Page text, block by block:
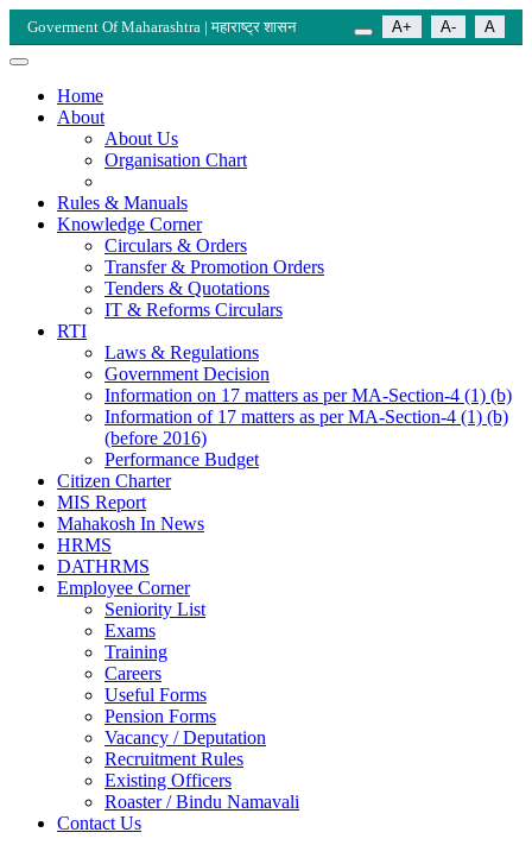
Goverment Of Maharashtra | महाराष्ट्र शासन A+ A- A
Home
About
About Us
Organisation Chart
Rules & Manuals
Knowledge Corner
Circulars & Orders
Transfer & Promotion Orders
Tenders & Quotations
IT & Reforms Circulars
RTI
Laws & Regulations
Government Decision
Information on 17 matters as per MA-Section-4 (1) (b)
Information of 17 matters as per MA-Section-4 (1) (b)
(before 2016)
Performance Budget
Citizen Charter
MIS Report
Mahakosh In News
HRMS
DATHRMS
Employee Corner
Seniority List
Exams
Training
Careers
Useful Forms
Pension Forms
Vacancy / Deputation
Recruitment Rules
Existing Officers
Roaster / Bindu Namavali
Contact Us